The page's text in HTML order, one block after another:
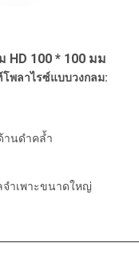
HD 100 * 100 มม
ลาไรซ์แบบวงกลม:
านดำคล้ำ
ำเพาะขนาดใหญ่